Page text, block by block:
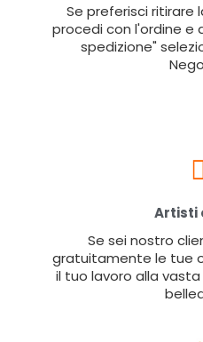
Se preferisci ritirare
procedi con l'ordine e
spedizione"
Artisti
Se sei nostro
gratuitamente le tue
il tuo lavoro alla